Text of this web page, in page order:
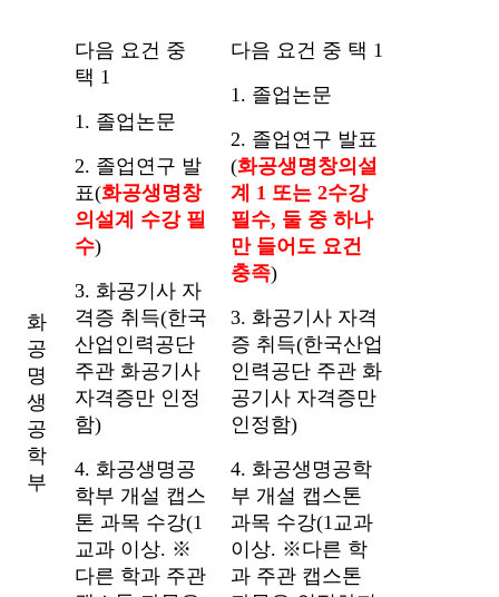
화
공
명
생
공
학
부
다음 요건 중
택 1
1. 졸업논문
2. 졸업연구 발
표(화공생명창
의설계 수강 필
수)
3. 화공기사 자
격증 취득(한국
산업인력공단
주관 화공기사
자격증만 인정
함)
4. 화공생명공
학부 개설 캡스
톤 과목 수강(1
교과 이상. ※
다른 학과 주관
다음 요건 중 택 1
1. 졸업논문
2. 졸업연구 발표
(화공생명창의설
계 1 또는 2수강
필수, 둘 중 하나
만 들어도 요건
충족)
3. 화공기사 자격
증 취득(한국산업
인력공단 주관 화
공기사 자격증만
인정함)
4. 화공생명공학
부 개설 캡스톤
과목 수강(1교과
이상. ※다른 학
과 주관 캡스톤